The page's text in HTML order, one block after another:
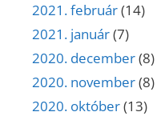
2021. február(14)
2021. január(7)
2020. december(8)
2020. november(8)
2020. október(13)